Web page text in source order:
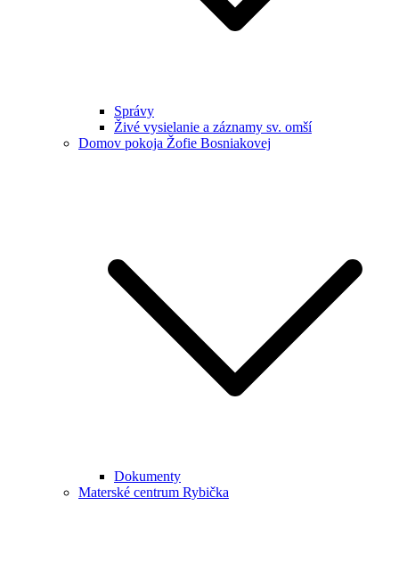
Správy
Živé vysielanie a záznamy sv. omší
Domov pokoja Žofie Bosniakovej
Dokumenty
Materské centrum Rybička